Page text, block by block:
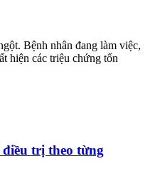
Bệnh nhân đang làm việc,
hiện các triệu chứng tổn
trị theo từng